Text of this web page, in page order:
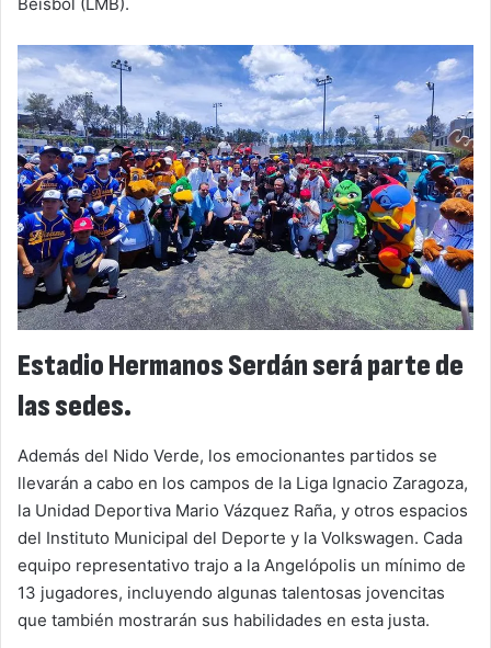
Béisbol (LMB).
Estadio Hermanos Serdán será parte de
las sedes.
Además del Nido Verde, los emocionantes partidos se
llevarán a cabo en los campos de la Liga Ignacio Zaragoza,
la Unidad Deportiva Mario Vázquez Raña, y otros espacios
del Instituto Municipal del Deporte y la Volkswagen. Cada
equipo representativo trajo a la Angelópolis un mínimo de
13 jugadores, incluyendo algunas talentosas jovencitas
que también mostrarán sus habilidades en esta justa.